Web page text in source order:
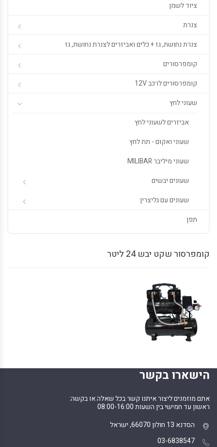
ציוד לשמן
צנרת
צנרת נחושת, גז + כלים ואביזרים לצנרת נחושת, גז
קומפרסורים
קומפרסורים לרכב 12V
שעוני לחץ
אביזרים לשעוני לחץ
שעוני ואקום - תת לחץ
שעוני מיליבר MILIBAR
שעונים יבשים
שעונים עם גליצרין
תפן
קומפרסור שקט יבש 24 ליטר
הישארו בקשר
אתם מוזמנים ליצור איתנו קשר בכל שאלה או בקשה:
ראשון עד חמישי בין השעות 08:00-16:00
הסדנא 13 חולון 66070, ישראל
03-6838547